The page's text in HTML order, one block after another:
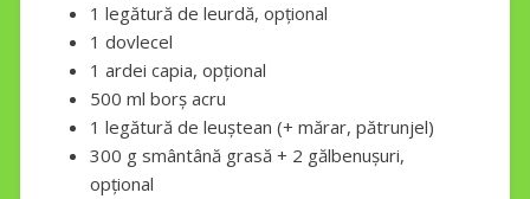
1 legătură de leurdă, opțional
1 dovlecel
1 ardei capia, opțional
500 ml borș acru
1 legătură de leuștean (+ mărar, pătrunjel)
300 g smântână grasă + 2 gălbenușuri,
opțional